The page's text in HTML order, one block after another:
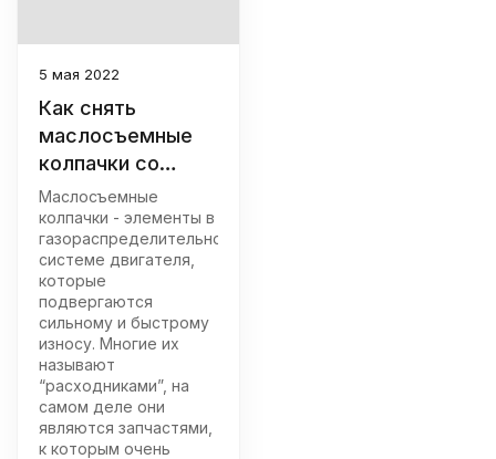
5 мая 2022
Как снять
маслосъемные
колпачки со
съемником и без
Маслосъемные
колпачки - элементы в
газораспределительной
системе двигателя,
которые
подвергаются
сильному и быстрому
износу. Многие их
называют
“расходниками”, на
самом деле они
являются запчастями,
к которым очень